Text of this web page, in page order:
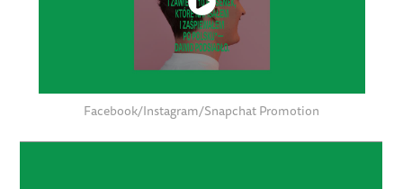
Facebook/Instagram/Snapchat Promotion